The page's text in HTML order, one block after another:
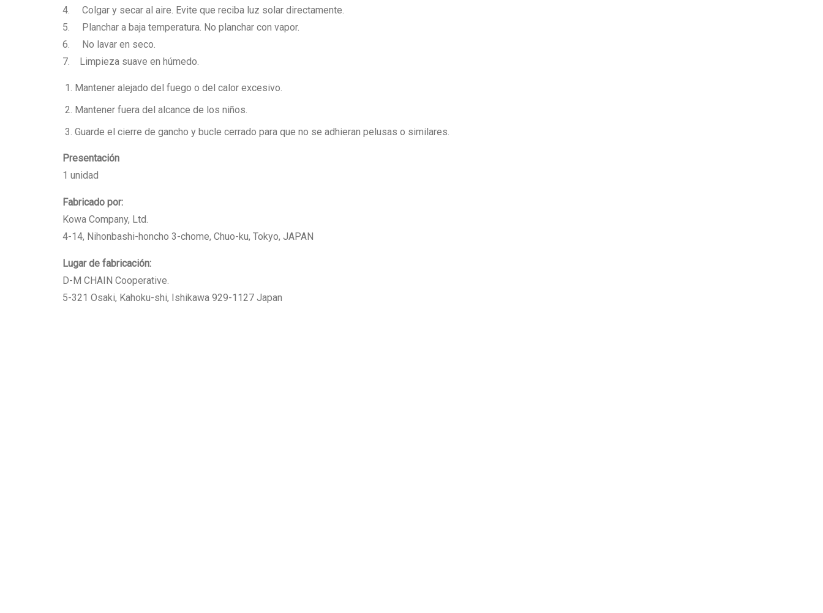
4. Colgar y secar al aire. Evite que reciba luz solar directamente.
5. Planchar a baja temperatura. No planchar con vapor.
6. No lavar en seco.
7. Limpieza suave en húmedo.
Mantener alejado del fuego o del calor excesivo.
Mantener fuera del alcance de los niños.
Guarde el cierre de gancho y bucle cerrado para que no se adhieran pelusas o similares.
Presentación
1 unidad
Fabricado por:
Kowa Company, Ltd.
4-14, Nihonbashi-honcho 3-chome, Chuo-ku, Tokyo, JAPAN
Lugar de fabricación:
D-M CHAIN Cooperative.
5-321 Osaki, Kahoku-shi, Ishikawa 929-1127 Japan